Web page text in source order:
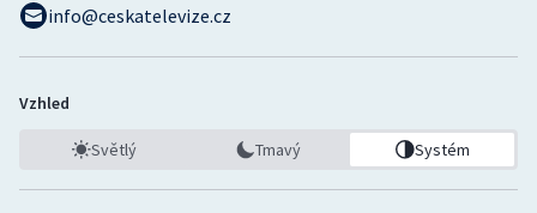
info@ceskatelevize.cz
Vzhled
Světlý Tmavý Systém